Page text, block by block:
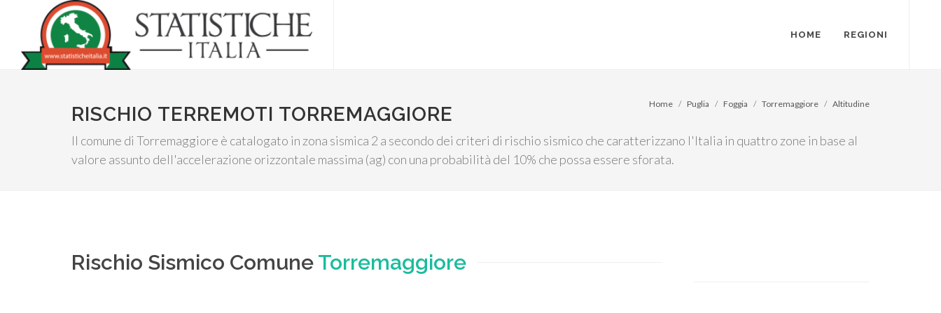
HOME REGIONI
RISCHIO TERREMOTI TORREMAGGIORE
Il comune di Torremaggiore è catalogato in zona sismica 2 a secondo dei criteri di rischio sismico che caratterizzano l'Italia in quattro zone in base al
valore assunto dell'accelerazione orizzontale massima (ag) con una probabilità del 10% che possa essere sforata.
Home Puglia Foggia Torremaggiore Altitudine
Rischio Sismico Comune Torremaggiore